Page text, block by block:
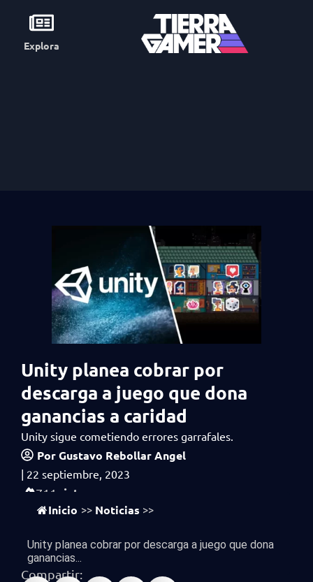
Explora
Unity planea cobrar por
descarga a juego que dona
ganancias a caridad
Unity sigue cometiendo errores garrafales.
PorGustavo Rebollar Angel
| 22 septiembre, 2023
711 vistas
Inicio >> Noticias >>
Unity planea cobrar por descarga a juego que dona
ganancias...
Compartir: